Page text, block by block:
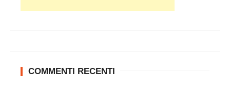
COMMENTI RECENTI